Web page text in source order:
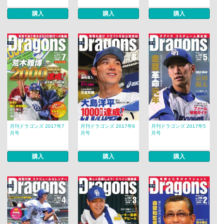
購入 購入 購入
月刊ドラゴンズ 2017年7
月号
購入
月刊ドラゴンズ 2017年6
月号
購入
月刊ドラゴンズ 2017年5
月号
購入